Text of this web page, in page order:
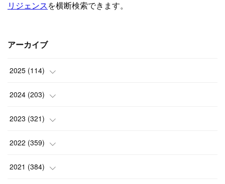
アーカイブ
2025 (114)
(1)
(8)
(6)
(9 )
2024 (203)
(24)
(10)
(18)
2023 (321)
(25)
(17)
2022 (359)
(42)
2021 (384)